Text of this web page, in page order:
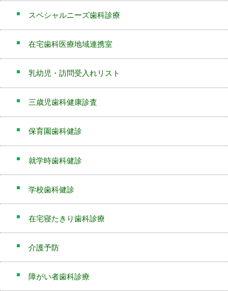
スペシャルニーズ歯科診療
在宅歯科医療地域連携室
乳幼児・訪問受入れリスト
三歳児歯科健康診査
保育園歯科健診
就学時歯科健診
学校歯科健診
在宅寝たきり歯科診療
介護予防
障がい者歯科診療